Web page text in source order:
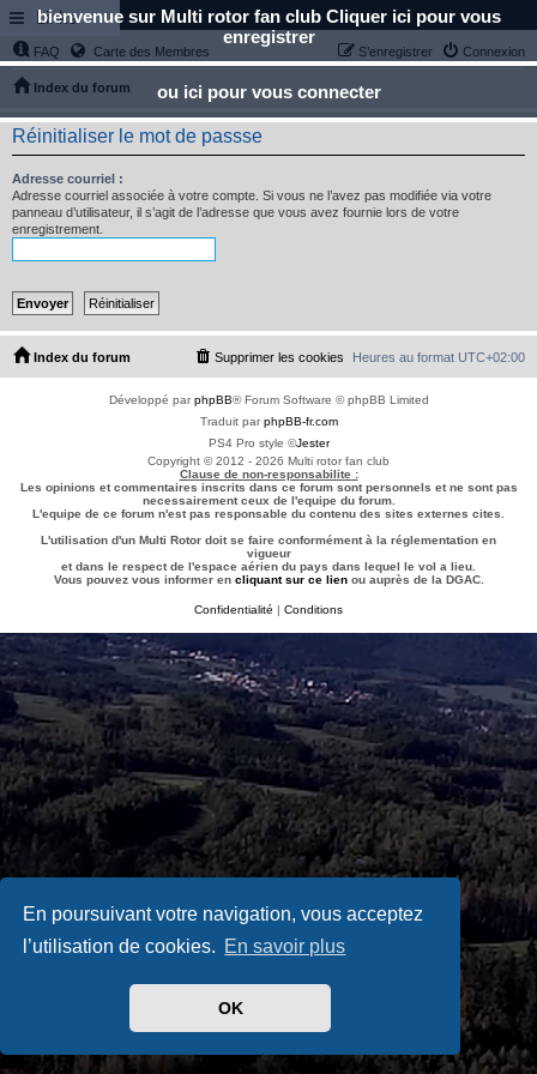
En poursuivant votre navigation, vous acceptez
l’utilisation de cookies. En savoir plus
OK
bienvenue sur Multi rotor fan club Cliquer ici pour vous
enregistrer
ou ici pour vous connecter
Links
FAQ Carte des Membres Connexion
S’enregistrer
Index du forum
Réinitialiser le mot de passse
Adresse courriel :
Adresse courriel associée à votre compte. Si vous ne l’avez pas modifiée via votre
panneau d’utilisateur, il s’agit de l’adresse que vous avez fournie lors de votre
enregistrement.
Index du forum Heures au format UTC+02:00
Supprimer les cookies
Développé parphpBB® Forum Software © phpBB Limited
Traduit parphpBB-fr.com
PS4 Pro style ©Jester
Copyright © 2012 - 2026 Multi rotor fan club
Clause de non-responsabilite :
Les opinions et commentaires inscrits dans ce forum sont personnels et ne sont pas
necessairement ceux de l'equipe du forum.
L'equipe de ce forum n'est pas responsable du contenu des sites externes cites.
L'utilisation d'un Multi Rotor doit se faire conformément à la réglementation en
vigueur
et dans le respect de l'espace aérien du pays dans lequel le vol a lieu.
Vous pouvez vous informer en cliquant sur ce lienou auprès de la DGAC.
Confidentialité | Conditions